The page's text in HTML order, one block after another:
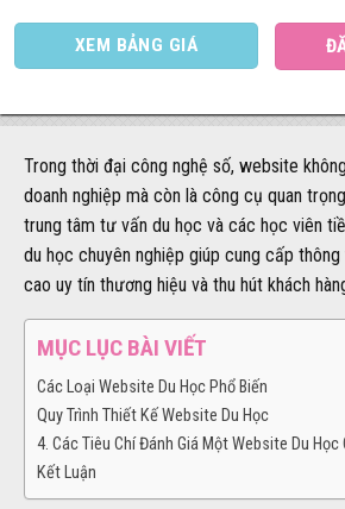
XEM BẢNG GIÁ
Trong thời đại công nghệ số, website
doanh nghiệp mà còn là công cụ quan
trung tâm tư vấn du học và các học viên
du học chuyên nghiệp giúp cung cấp thông
cao uy tín thương hiệu và thu hút khách
MỤC LỤC BÀI VIẾT
Các Loại Website Du Học Phổ Biến
Quy Trình Thiết Kế Website Du Học
4. Các Tiêu Chí Đánh Giá Một Website Du Học
Kết Luận